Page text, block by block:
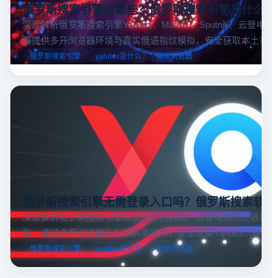
俄罗斯搜索引擎有哪些？俄罗斯搜索引擎是什么
深度解析俄罗斯搜索引擎Yandex、Mail.ru 、Sputnik！云登电
器提供多开浏览器环境与真实俄语指纹模拟，安全获取本土市
据，助力跨境电商精准决策。
俄罗斯搜索引擎 yandex是什么 指纹浏览器
俄罗斯搜索引擎无需登录入口吗？俄罗斯搜索软
深度解析俄罗斯搜索引擎免登录访问机制！云登电商浏览器
拟，通过多开浏览器与指纹隔离技术，安全采集Yandex、
跨境电商本土化运营。
俄罗斯搜索引擎 yandex是什么 指纹浏览器